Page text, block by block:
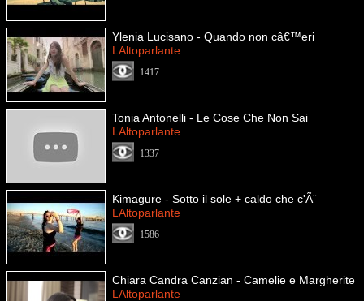
Ylenia Lucisano - Quando non câ€™eri
LAltoparlante
1417
Tonia Antonelli - Le Cose Che Non Sai
LAltoparlante
1337
Kimagure - Sotto il sole + caldo che c'Ã¨
LAltoparlante
1586
Chiara Candra Canzian - Camelie e Margherite
LAltoparlante